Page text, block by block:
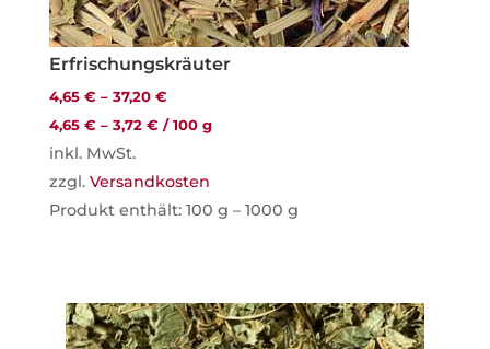
Erfrischungskräuter
4,65€ –37,20€
4,65€ –3,72€ /100 g
inkl. MwSt.
zzgl.Versandkosten
Produkt enthält: 100g – 1000g